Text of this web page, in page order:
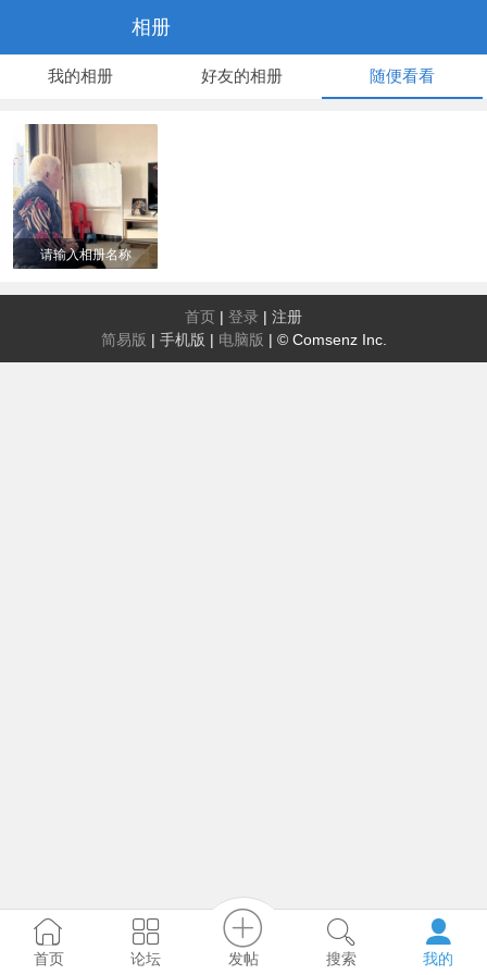
相册
我的相册 好友的相册 随便看看
请输入相册名称
首页 | 登录 | 注册
简易版 | 手机版 | 电脑版 | © Comsenz Inc.
首页 论坛 发帖 搜索 我的